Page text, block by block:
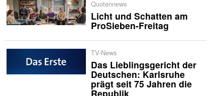
Quotennews
Licht und Schatten am
ProSieben-Freitag
TV-News
Das Lieblingsgericht der
Deutschen: Karlsruhe
prägt seit 75 Jahren die
Republik